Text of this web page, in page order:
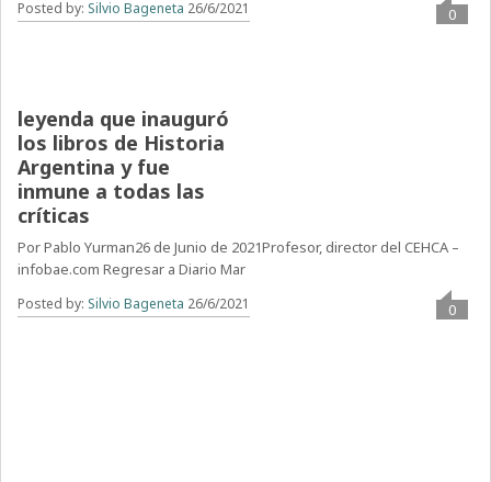
Posted by: Silvio Bageneta 26/6/2021 0
leyenda que inauguró
los libros de Historia
Argentina y fue
inmune a todas las
críticas
Por Pablo Yurman26 de Junio de 2021Profesor, director del CEHCA –
infobae.com Regresar a Diario Mar
Posted by: Silvio Bageneta 26/6/2021 0